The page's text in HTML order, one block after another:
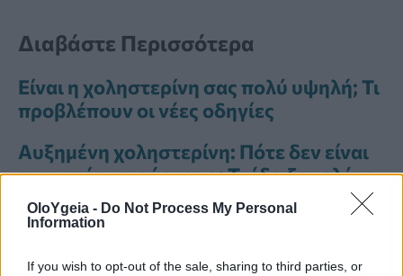
OloYgeia - Do Not Process My Personal
Information
If you wish to opt-out of the sale, sharing to third parties, or
Διαβάστε Περισσότερα
Είναι η χοληστερίνη σας πολύ υψηλή; Τι
προβλέπουν οι νέες οδηγίες
Αυξημένη χοληστερίνη: Πότε δεν είναι
αναγκαία τα φάρμακα; Τι έδειξε μελέτη
FDA: Εγκρίθηκε νέο χάπι που μειώνει
λιγότερες παρενέργειες